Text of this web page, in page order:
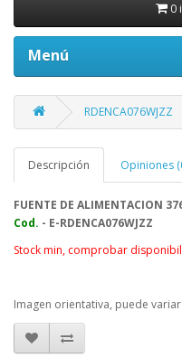
0
Menú
RDENCA076WJZZ
Descripción Opiniones
FUENTE DE ALIMENTACION
Cod. - E-RDENCA076WJZZ
Stock min, comprobar
Imagen orientativa, puede